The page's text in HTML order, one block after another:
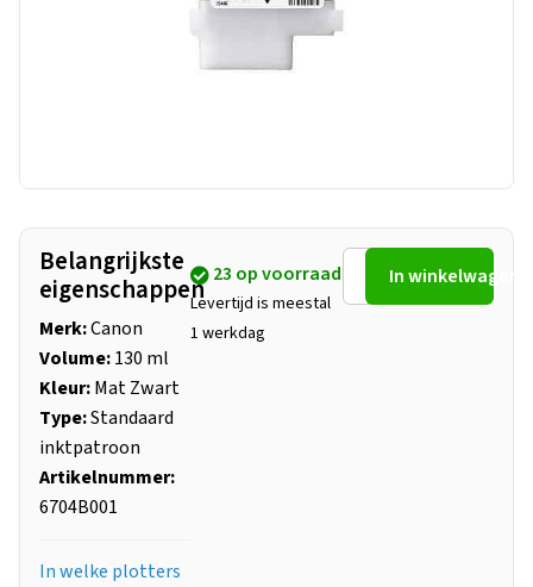
Belangrijkste
eigenschappen
Merk:Canon
Volume:130 ml
Kleur:Mat Zwart
Type:Standaard
inktpatroon
Artikelnummer:
6704B001
In welke plotters
23 op voorraad
Levertijd is meestal
1 werkdag
In winkelwagen